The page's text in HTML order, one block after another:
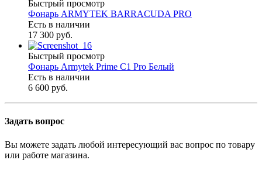
Быстрый просмотр
Фонарь ARMYTEK BARRACUDA PRO
Есть в наличии
17 300 руб.
Быстрый просмотр
Фонарь Armytek Prime C1 Pro Белый
Есть в наличии
6 600 руб.
Задать вопрос
Вы можете задать любой интересующий вас вопрос по товару
или работе магазина.